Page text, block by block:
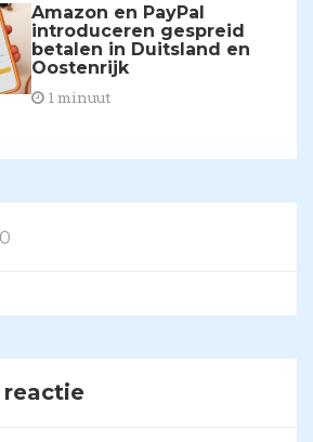
Amazon en PayPal
introduceren gespreid
betalen in Duitsland en
Oostenrijk
1 minuut
0
reactie